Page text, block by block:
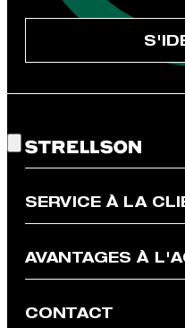
unsubscribe@strellson.com
* Champ obligatoire
en aucun cas être échangé
boutique en ligne s‘appliquent.
SERVICE À LA
AVANTAGES À
CONTACT